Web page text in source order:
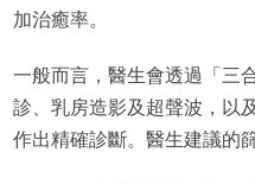
加治癒率。
一般而言，醫生會透過「
診、乳房造影及超聲波，以
作出精確診斷。醫生建議的